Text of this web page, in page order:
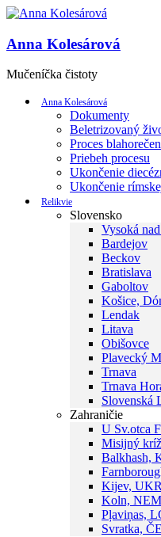
Anna Kolesárová
Mučeníčka čistoty
Anna Kolesárová
Dokumenty
Beletrizovaný
Proces
Priebeh procesu
Ukončenie
Ukončenie
Relikvie
Slovensko
Vysoká
Bardejov
Beckov
Bratislava
Gaboltov
Košice,
Lendak
Litava
Obišovce
Plavecký
Trnava
Trnava
Slovenská
Zahraničie
U Sv.otca
Misijný
Balkhash,
Kijev,
Koln,
Pļaviņas,
Svratka,